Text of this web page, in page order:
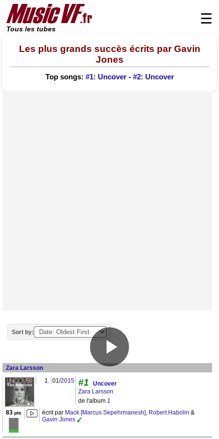
Tous les tubes
☰
Les plus grands succès écrits par Gavin
Jones
Top songs: #1: Uncover- #2: Uncover
Sort by:
Zara Larsson
1. 01/2015 #1
Uncover
Zara Larsson
de l'album 1
83 pts écrit par Mack [Marcus Sepehrmanesh], Robert Habolin &
Gavin Jones